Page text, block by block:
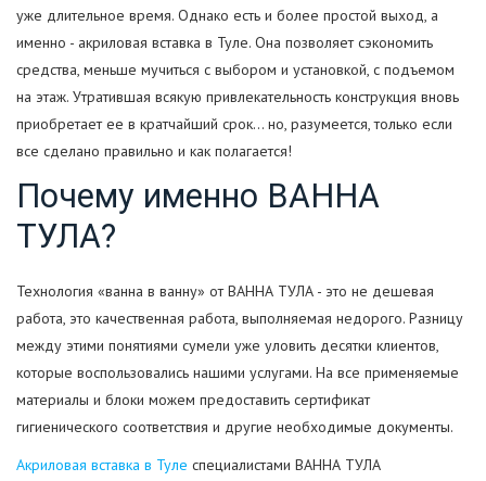
уже длительное время. Однако есть и более простой выход, а
именно - акриловая вставка в Туле. Она позволяет сэкономить
средства, меньше мучиться с выбором и установкой, с подъемом
на этаж. Утратившая всякую привлекательность конструкция вновь
приобретает ее в кратчайший срок… но, разумеется, только если
все сделано правильно и как полагается!
Почему именно ВАННА
ТУЛА?
Технология «ванна в ванну» от ВАННА ТУЛА - это не дешевая
работа, это качественная работа, выполняемая недорого. Разницу
между этими понятиями сумели уже уловить десятки клиентов,
которые воспользовались нашими услугами. На все применяемые
материалы и блоки можем предоставить сертификат
гигиенического соответствия и другие необходимые документы.
Акриловая вставка в Туле специалистами ВАННА ТУЛА